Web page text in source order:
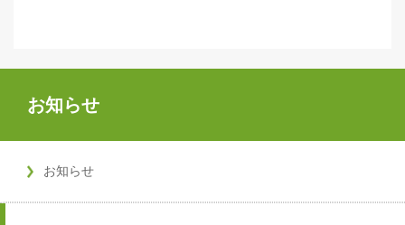
お知らせ
お知らせ